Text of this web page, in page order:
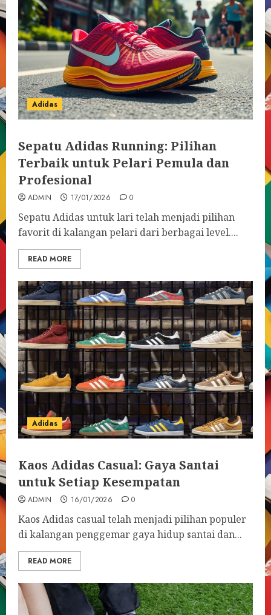
Adidas
Sepatu Adidas Running: Pilihan
Terbaik untuk Pelari Pemula dan
Profesional
ADMIN 17/01/2026 0
Sepatu Adidas untuk lari telah menjadi pilihan
favorit di kalangan pelari dari berbagai level....
READ MORE
Adidas
Kaos Adidas Casual: Gaya Santai
untuk Setiap Kesempatan
ADMIN 16/01/2026 0
Kaos Adidas casual telah menjadi pilihan populer
di kalangan penggemar gaya hidup santai dan...
READ MORE